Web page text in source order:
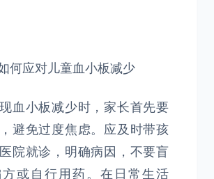
何应对儿童血小板减少
血小板减少时，家长首先要
避免过度焦虑。应及时带孩
院就诊，明确病因，不要盲
方或自行用药。在日常生活